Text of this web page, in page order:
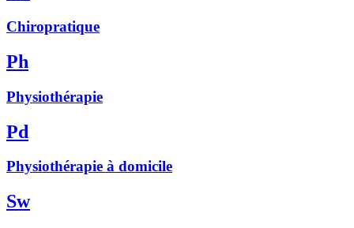
Chiropratique
Ph
Physiothérapie
Pd
Physiothérapie à domicile
Sw